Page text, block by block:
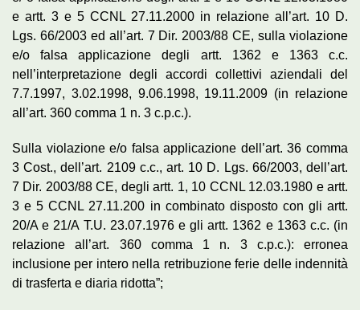
e artt. 3 e 5 CCNL 27.11.2000 in relazione all’art. 10 D.
Lgs. 66/2003 ed all’art. 7 Dir. 2003/88 CE, sulla violazione
e/o falsa applicazione degli artt. 1362 e 1363 c.c.
nell’interpretazione degli accordi collettivi aziendali del
7.7.1997, 3.02.1998, 9.06.1998, 19.11.2009 (in relazione
all’art. 360 comma 1 n. 3 c.p.c.).
Sulla violazione e/o falsa applicazione dell’art. 36 comma
3 Cost., dell’art. 2109 c.c., art. 10 D. Lgs. 66/2003, dell’art.
7 Dir. 2003/88 CE, degli artt. 1, 10 CCNL 12.03.1980 e artt.
3 e 5 CCNL 27.11.200 in combinato disposto con gli artt.
20/A e 21/A T.U. 23.07.1976 e gli artt. 1362 e 1363 c.c. (in
relazione all’art. 360 comma 1 n. 3 c.p.c.): erronea
inclusione per intero nella retribuzione ferie delle indennità
di trasferta e diaria ridotta”;